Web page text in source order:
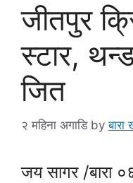
जीतपुर
स्टार,
जित
२ महिना अगाडि byबारा
जय सागर /बारा